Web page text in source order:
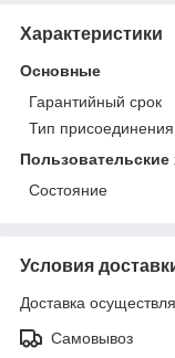
Характеристики
Основные
Гарантийный срок
Тип присоединения
Пользовательские
Состояние
Условия
Доставка
Самовывоз